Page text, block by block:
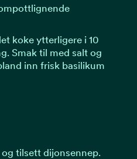
koke ytterligere i 10
Smak til med salt og
inn frisk basilikum
tilsett dijonsennep.